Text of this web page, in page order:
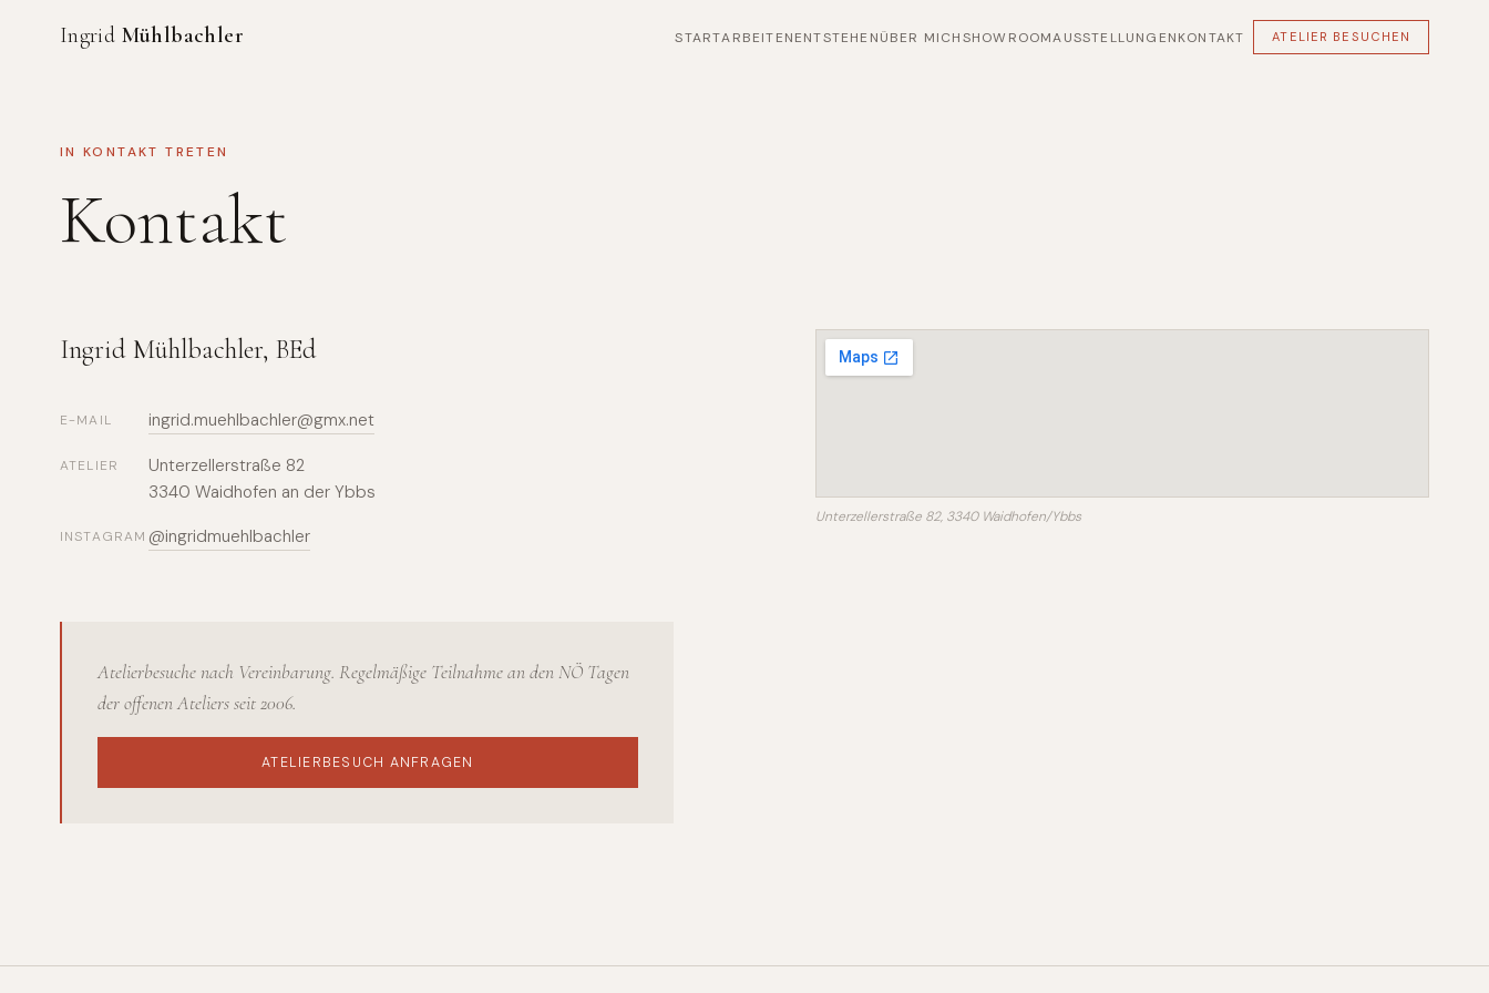
Ingrid Mühlbachler STARTARBEITENENTSTEHENÜBER MICHSHOWROOMAUSSTELLUNGENKONTAKT ATELIER BESUCHEN
IN KONTAKT TRETEN
Kontakt
Ingrid Mühlbachler, BEd
E-MAIL ingrid.muehlbachler@gmx.net
ATELIER
Unterzellerstraße 82
3340 Waidhofen an der Ybbs
INSTAGRAM @ingridmuehlbachler
Atelierbesuche nach Vereinbarung. Regelmäßige Teilnahme an den NÖ Tagen
der offenen Ateliers seit 2006.
ATELIERBESUCH ANFRAGEN
Unterzellerstraße 82, 3340 Waidhofen/Ybbs